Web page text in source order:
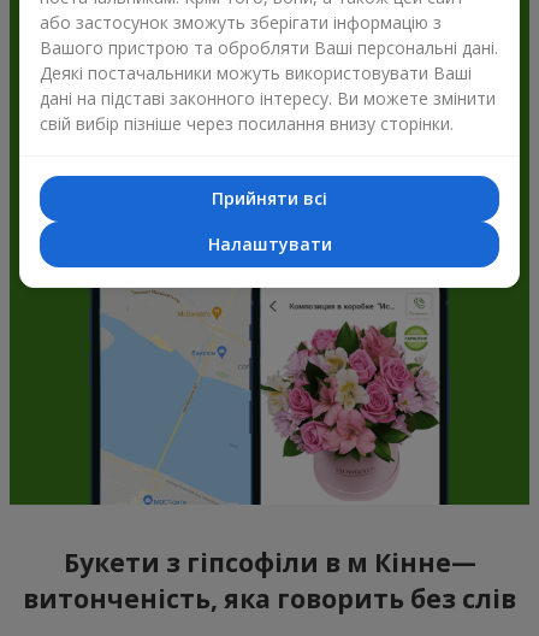
Flowers.ua і отримуйте бонуси
Букети з гіпсофіли в м Кінне—
витонченість, яка говорить без слів
або застосунок зможуть зберігати інформацію з
Вашого пристрою та обробляти Ваші персональні дані.
Деякі постачальники можуть використовувати Ваші
дані на підставі законного інтересу. Ви можете змінити
свій вибір пізніше через посилання внизу сторінки.
Прийняти всі
Налаштувати